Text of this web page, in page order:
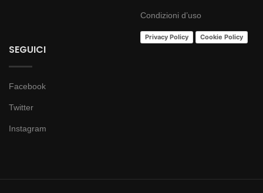
Condizioni d’uso
Privacy Policy Cookie Policy
SEGUICI
Facebook
Twitter
Instagram